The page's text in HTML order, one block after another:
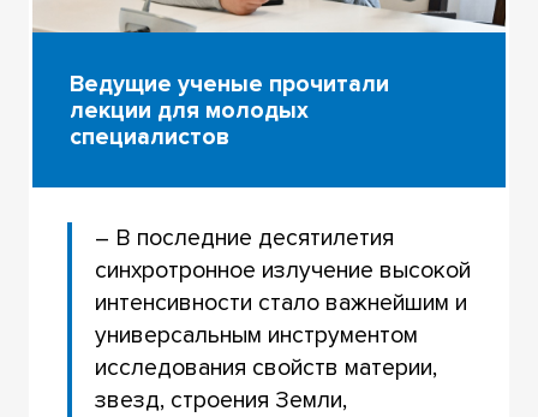
Ведущие ученые прочитали
лекции для молодых
специалистов
– В последние десятилетия
синхротронное излучение высокой
интенсивности стало важнейшим и
универсальным инструментом
исследования свойств материи,
звезд, строения Земли,